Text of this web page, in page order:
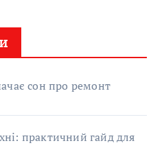
сон про ремонт
практичний гайд для